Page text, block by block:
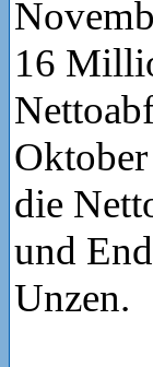
16
die
und
Unzen.